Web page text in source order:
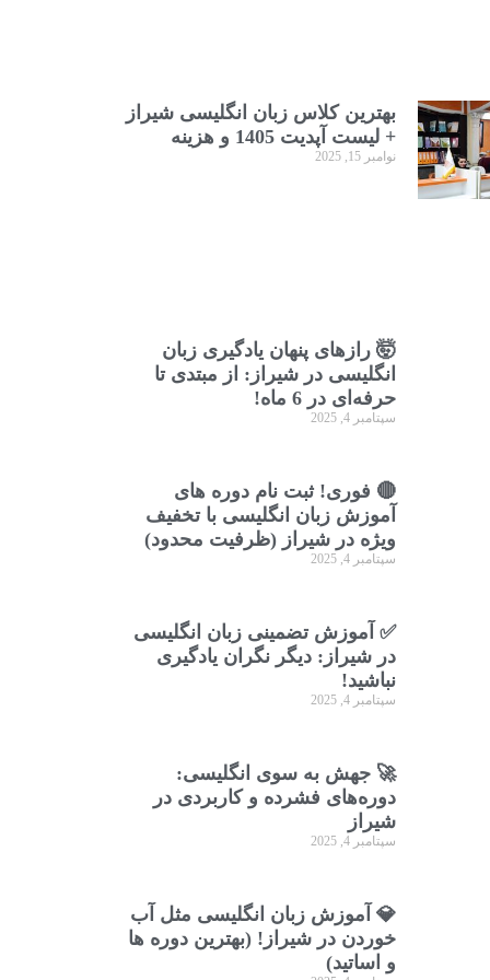
بهترین کلاس زبان انگلیسی شیراز
+ لیست آپدیت 1405 و هزینه
نوامبر 15, 2025
🤯 رازهای پنهان یادگیری زبان
انگلیسی در شیراز: از مبتدی تا
حرفه‌ای در 6 ماه!
سپتامبر 4, 2025
🔴 فوری! ثبت نام دوره های
آموزش زبان انگلیسی با تخفیف
ویژه در شیراز (ظرفیت محدود)
سپتامبر 4, 2025
✅ آموزش تضمینی زبان انگلیسی
در شیراز: دیگر نگران یادگیری
نباشید!
سپتامبر 4, 2025
🚀 جهش به سوی انگلیسی:
دوره‌های فشرده و کاربردی در
شیراز
سپتامبر 4, 2025
💎 آموزش زبان انگلیسی مثل آب
خوردن در شیراز! (بهترین دوره ها
و اساتید)